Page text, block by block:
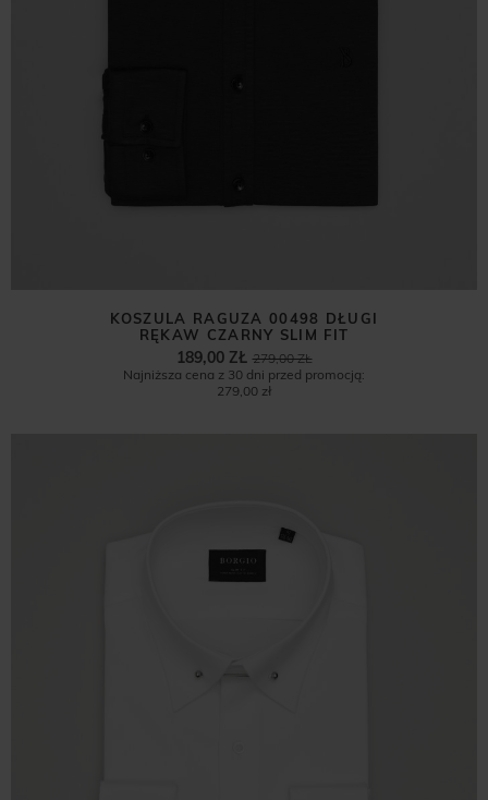
KOSZULA RAGUZA 00498 DŁUGI
RĘKAW CZARNY SLIM FIT
279,00 ZŁ
189,00 ZŁ
Najniższa cena z 30 dni przed promocją:
279,00 zł